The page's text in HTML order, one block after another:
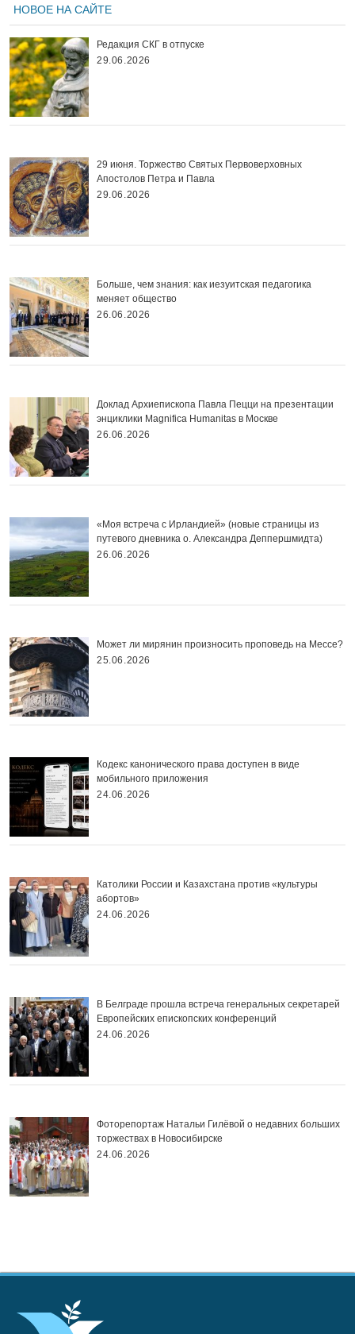
НОВОЕ НА САЙТЕ
Редакция СКГ в отпуске
29.06.2026
29 июня. Торжество Святых Первоверховных
Апостолов Петра и Павла
29.06.2026
Больше, чем знания: как иезуитская педагогика
меняет общество
26.06.2026
Доклад Архиепископа Павла Пецци на презентации
энциклики Magnifica Нumanitas в Москве
26.06.2026
«Моя встреча с Ирландией» (новые страницы из
путевого дневника о. Александра Деппершмидта)
26.06.2026
Может ли мирянин произносить проповедь на Мессе?
25.06.2026
Кодекс канонического права доступен в виде
мобильного приложения
24.06.2026
Католики России и Казахстана против «культуры
абортов»
24.06.2026
В Белграде прошла встреча генеральных секретарей
Европейских епископских конференций
24.06.2026
Фоторепортаж Натальи Гилёвой о недавних больших
торжествах в Новосибирске
24.06.2026